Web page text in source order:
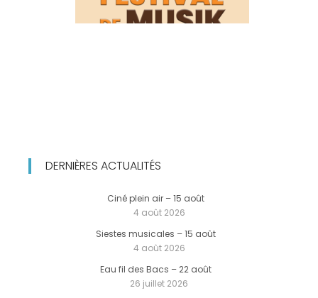
DERNIÈRES ACTUALITÉS
Ciné plein air – 15 août
4 août 2026
Siestes musicales – 15 août
4 août 2026
Eau fil des Bacs – 22 août
26 juillet 2026